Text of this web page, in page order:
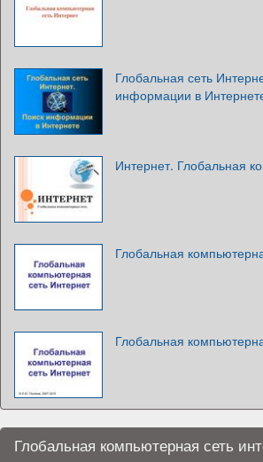
Глобальная сеть
информации в
Интернет. Глобальная
Глобальная
Глобальная
Глобальная компьютерная сеть